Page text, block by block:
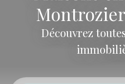
Montrozier
Découvrez